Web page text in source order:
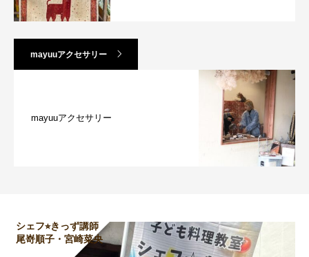
mayuuアクセサリー
mayuuアクセサリー
シェフ⭐︎きっず講師
尾嵜順子・宮崎菜央